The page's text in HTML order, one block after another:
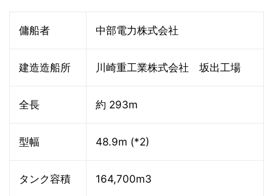
傭船者 中部電力株式会社
建造造船所 川崎重工業株式会社 坂出工場
全長 約 293m
型幅 48.9m (*2)
タンク容積 164,700m3